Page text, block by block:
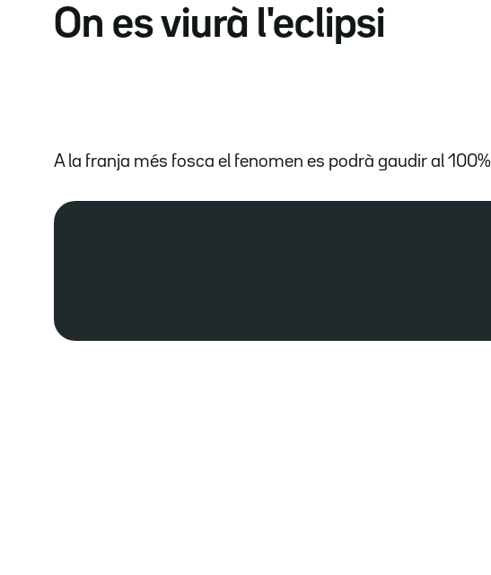
On es viurà l'eclipsi
A la franja més fosca el fenomen es podrà gaudir al 100%